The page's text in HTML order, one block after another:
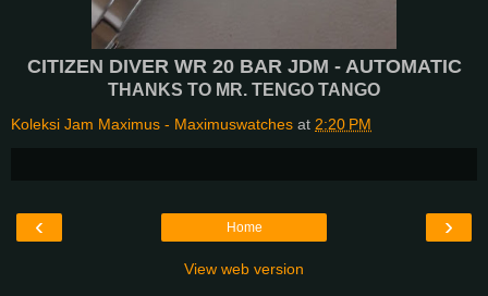
CITIZEN DIVER WR 20 BAR JDM - AUTOMATIC
THANKS TO MR. TENGO TANGO
Koleksi Jam Maximus - Maximuswatches at 2:20 PM
‹ ›
Home
View web version